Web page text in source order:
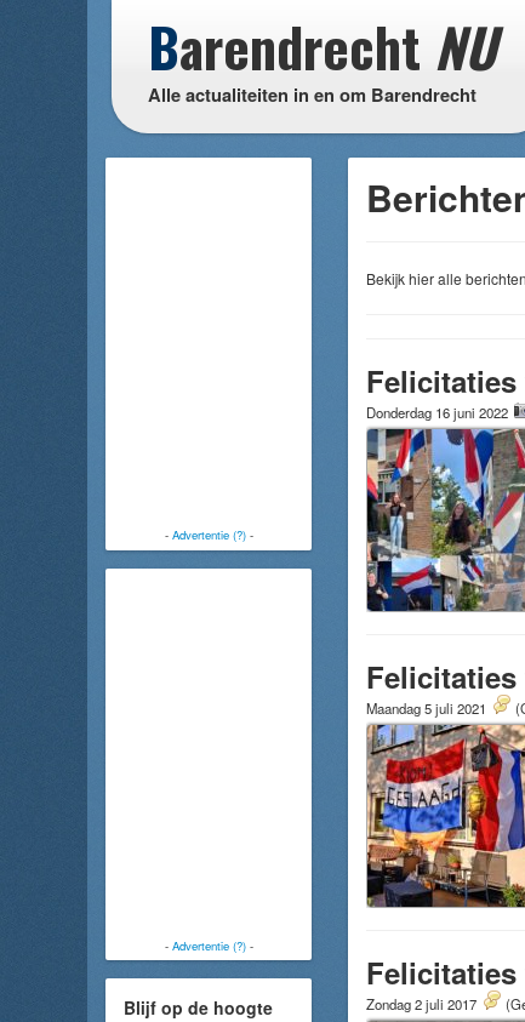
Barendrecht NU
Alle actualiteiten in en om Barendrecht
- Advertentie (?)-
- Advertentie (?)-
Blijf op de hoogte
Bekijk hier alle
Donderdag 16 juni 2022
Maandag 5 juli 2021
Zondag 2 juli 2017